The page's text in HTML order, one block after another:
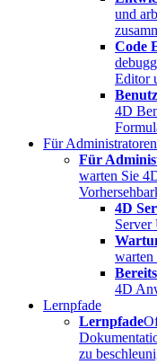
und
Code
Editor
4D
Für Administratoren
Für
warten Sie
4D
Server
warten
4D
Lernpfade
Lernpfade
zu